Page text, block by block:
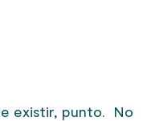
existir, punto. No